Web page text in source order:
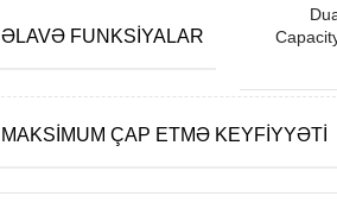
ƏLAVƏ FUNKSIYALAR
MAKSIMUM ÇAP ETMƏ KEYFIYYƏTI